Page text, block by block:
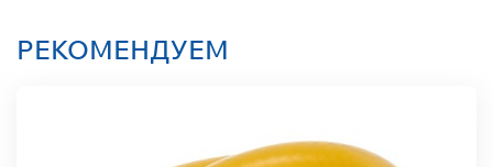
РЕКОМЕНДУЕМ